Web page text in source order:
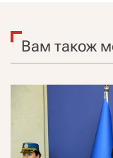
Вам також